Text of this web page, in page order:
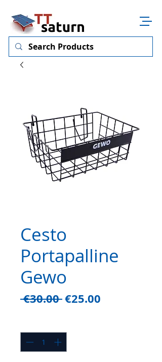
Cesto
Portapalline
Gewo
€30.00 Regular
€25.00